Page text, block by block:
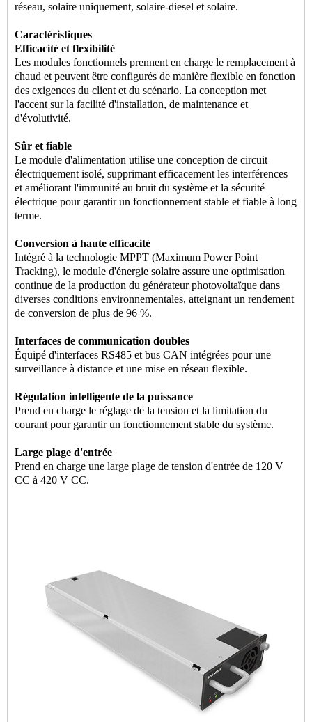
réseau, solaire uniquement, solaire-diesel et solaire.
Caractéristiques
Efficacité et flexibilité
Les modules fonctionnels prennent en charge le remplacement à
chaud et peuvent être configurés de manière flexible en fonction
des exigences du client et du scénario. La conception met
l'accent sur la facilité d'installation, de maintenance et
d'évolutivité.
Sûr et fiable
Le module d'alimentation utilise une conception de circuit
électriquement isolé, supprimant efficacement les interférences
et améliorant l'immunité au bruit du système et la sécurité
électrique pour garantir un fonctionnement stable et fiable à long
terme.
Conversion à haute efficacité
Intégré à la technologie MPPT (Maximum Power Point
Tracking), le module d'énergie solaire assure une optimisation
continue de la production du générateur photovoltaïque dans
diverses conditions environnementales, atteignant un rendement
de conversion de plus de 96 %.
Interfaces de communication doubles
Équipé d'interfaces RS485 et bus CAN intégrées pour une
surveillance à distance et une mise en réseau flexible.
Régulation intelligente de la puissance
Prend en charge le réglage de la tension et la limitation du
courant pour garantir un fonctionnement stable du système.
Large plage d'entrée
Prend en charge une large plage de tension d'entrée de 120 V
CC à 420 V CC.